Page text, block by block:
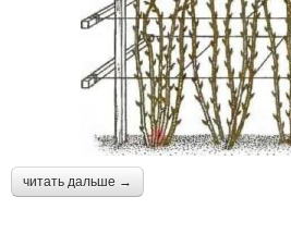
читать дальше →